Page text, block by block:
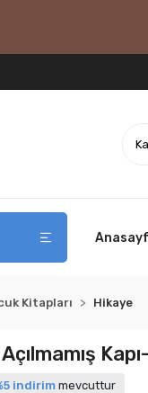
Kitapları Hikaye
indirimmevcuttur